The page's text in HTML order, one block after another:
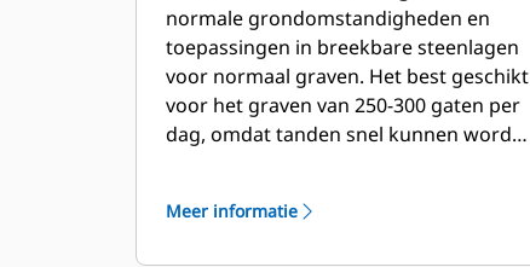
normale grondomstandigheden en
toepassingen in breekbare steenlagen
voor normaal graven. Het best geschikt
voor het graven van 250-300 gaten per
dag, omdat tanden snel kunnen worden
Meer informatie